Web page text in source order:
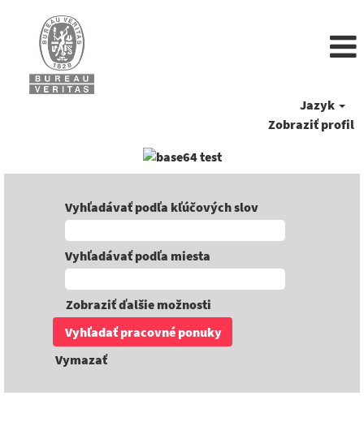
Jazyk
Zobraziť profil
Vyhľadávať podľa kľúčových slov
Vyhľadávať podľa miesta
Zobraziť ďalšie možnosti
Vymazať